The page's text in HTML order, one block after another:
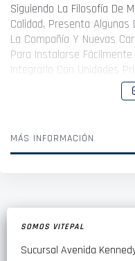
Siguiendo La Filosofía De
Calidad, Presenta Algunas
La Compañía Y Nuevas
Para Instalarse Fácilmente
Integrarlo Con Unidades
Los Controladores Del
Tecnología De Bobina De
Desarrollada
Tiempo Que Ofrece Una
Agradable.
Sus Cuatro Opciones De
MÁS INFORMACIÓN
SOMOS VITEPAL
Sucursal Avenida